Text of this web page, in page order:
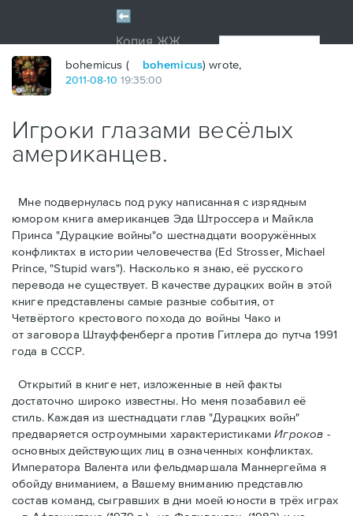
bohemicus ( bohemicus) wrote,
2011-08-10 19:35:00
Игроки глазами весёлых
американцев.
Мне подвернулась под руку написанная с изрядным
юмором книга американцев Эдa Штроссерa и Майклa
Принсa "Дурацкие войны"о шестнадцати вооружённых
конфликтах в истории человечества (Ed Strosser, Michael
Prince, "Stupid wars"). Насколько я знаю, её русского
перевода не существует. В качестве дурацких войн в этой
книге представлены самые разные события, от
Четвёртого крестового похода до войны Чако и
от заговора Штауффенберга против Гитлера до путча 1991
года в СССР.
Открытий в книге нет, изложенные в ней факты
достаточно широко известны. Но меня позабавил её
стиль. Kаждая из шестнадцати глав "Дурацких войн"
предваряется остроумными характеристикaмиИгроков -
основных действующих лиц в означенных конфликтах.
Императора Валента или фельдмаршала Маннергейма я
обойду вниманием, а Вашему вниманию представлю
состав команд, сыгравших в дни моей юности в трёх играх